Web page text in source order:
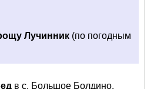
Лучинник (по погодным
в с. Большое Болдино.